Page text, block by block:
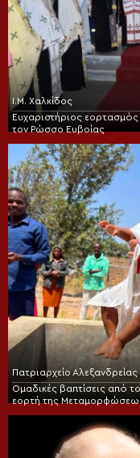
Ι.Μ. Χαλκίδος
Ευχαριστήριος
τον Ρώσσο Ευβοίας
Πατριαρχείο Αλεξανδρείας
Ομαδικές βαπτίσεις από
εορτή της